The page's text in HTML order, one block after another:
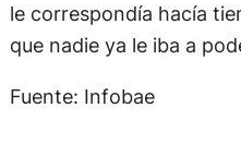
le correspondía hacía
que nadie ya le iba a
Fuente: Infobae